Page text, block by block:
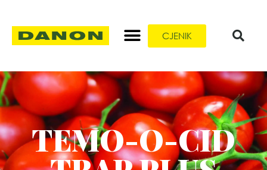
CJENIK
TEMO-O-CID